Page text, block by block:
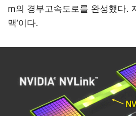
m의 경부고속도로를 완성했다.
맥’이다.